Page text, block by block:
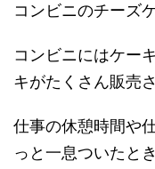
コンビニのチーズ
コンビニにはケー
キがたくさん販売
仕事の休憩時間や
っと一息ついたと